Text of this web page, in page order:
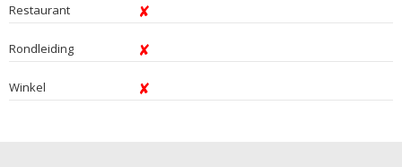
Restaurant
Rondleiding
Winkel